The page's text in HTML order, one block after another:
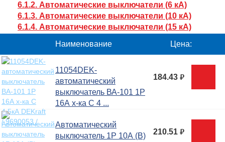
6.1.2. Автоматические выключатели (6 кА)
6.1.3. Автоматические выключатели (10 кА)
6.1.4. Автоматические выключатели (15 кА)
Наименование
Цена:
11054DEK-
автоматический
выключатель ВА-101 1Р
16А х-ка C 4 ...
184.43руб.
Автоматический
выключатель 1P 10А (В)
210.51руб.